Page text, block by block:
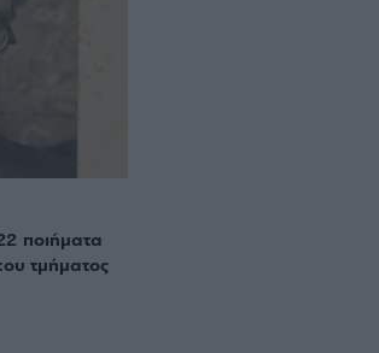
ποιήματα
τμήματος